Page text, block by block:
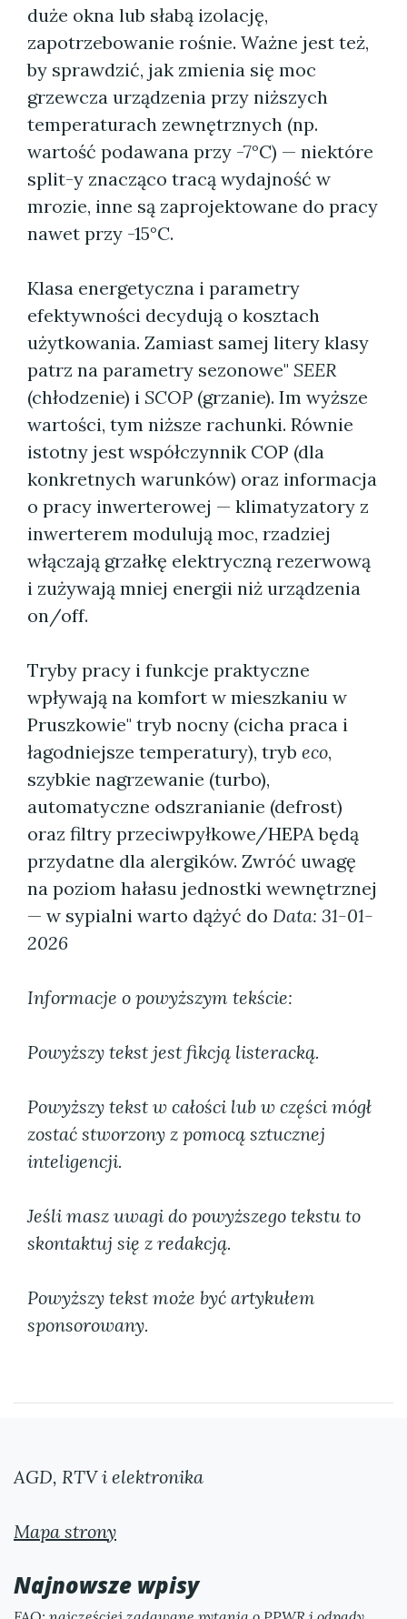
duże okna lub słabą izolację,
zapotrzebowanie rośnie. Ważne jest też,
by sprawdzić, jak zmienia się moc
grzewcza urządzenia przy niższych
temperaturach zewnętrznych (np.
wartość podawana przy -7°C) — niektóre
split-y znacząco tracą wydajność w
mrozie, inne są zaprojektowane do pracy
nawet przy -15°C.
Klasa energetyczna i parametry
efektywności decydują o kosztach
użytkowania. Zamiast samej litery klasy
patrz na parametry sezonowe" SEER
(chłodzenie) i SCOP (grzanie). Im wyższe
wartości, tym niższe rachunki. Równie
istotny jest współczynnik COP (dla
konkretnych warunków) oraz informacja
o pracy inwerterowej — klimatyzatory z
inwerterem modulują moc, rzadziej
włączają grzałkę elektryczną rezerwową
i zużywają mniej energii niż urządzenia
on/off.
Tryby pracy i funkcje praktyczne
wpływają na komfort w mieszkaniu w
Pruszkowie" tryb nocny (cicha praca i
łagodniejsze temperatury), tryb eco,
szybkie nagrzewanie (turbo),
automatyczne odszranianie (defrost)
oraz filtry przeciwpyłkowe/HEPA będą
przydatne dla alergików. Zwróć uwagę
na poziom hałasu jednostki wewnętrznej
— w sypialni warto dążyć do Data: 31-01-
2026
Informacje o powyższym tekście:
Powyższy tekst jest fikcją listeracką.
Powyższy tekst w całości lub w części mógł
zostać stworzony z pomocą sztucznej
inteligencji.
Jeśli masz uwagi do powyższego tekstu to
skontaktuj się z redakcją.
Powyższy tekst może być artykułem
sponsorowany.
AGD, RTV i elektronika
Mapa strony
Najnowsze wpisy